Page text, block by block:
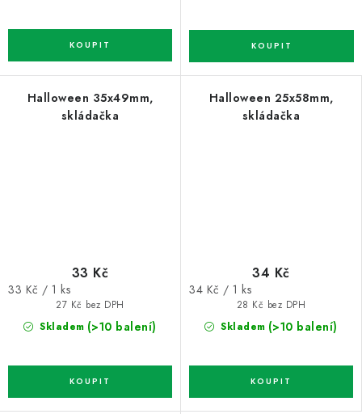
Halloween 35x49mm,
skládačka
Skladem (>10 balení)
27 Kč bez DPH
33 Kč
Měrná
33 Kč / 1 ks
Halloween 25x58mm,
skládačka
Skladem (>10 balení)
28 Kč bez DPH
34 Kč
Měrná
34 Kč / 1 ks